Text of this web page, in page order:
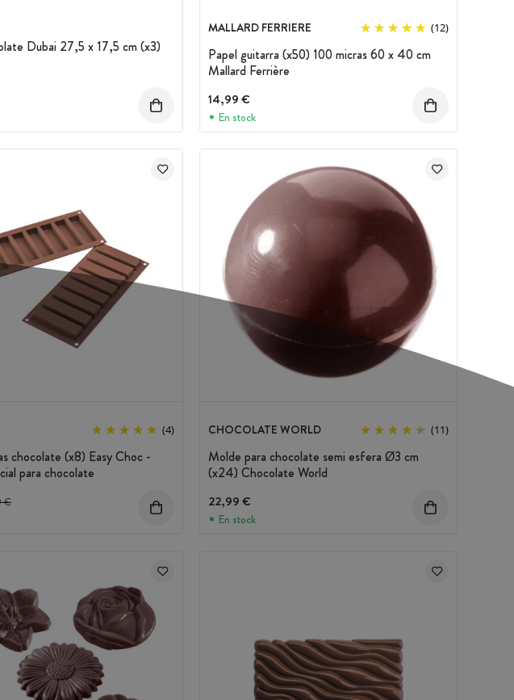
Dubai 27,5 x 17,5 cm (x3)
MALLARD FERRIERE (12)
Papel guitarra (x50) 100 micras 60 x 40 cm
Mallard Ferrière
14,99 €
En stock
(4)
chocolate (x8) Easy Choc -
para chocolate
antes del descuento
€
CHOCOLATE WORLD (11)
Molde para chocolate semi esfera Ø3 cm
(x24) Chocolate World
22,99 €
En stock